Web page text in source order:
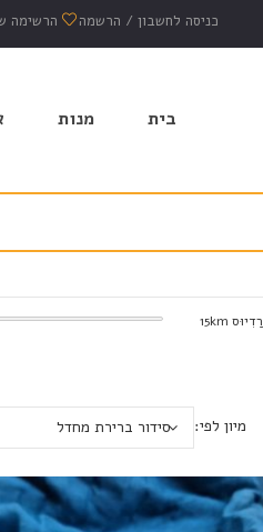
כניסה לחשבון / הרשמה הרשימה
בית מנות
רַדִיוּס 15km
מיון לפי: סידור ברירת מחדל